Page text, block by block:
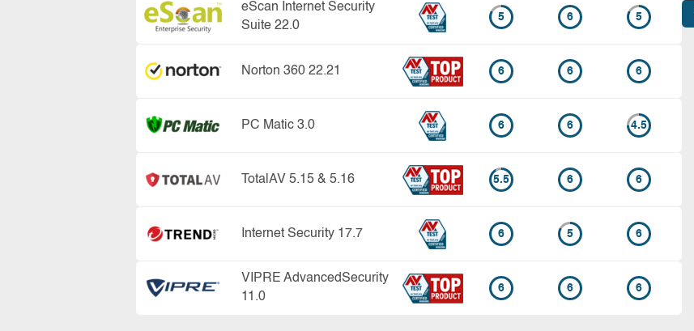
eScan Internet Security
Suite 22.0
5 6 5
Norton 360 22.21 6 6 6
PC Matic 3.0 6 6 4.5
TotalAV 5.15 & 5.16 5.5 6 6
Internet Security 17.7 6 5 6
VIPRE AdvancedSecurity
11.0
6 6 6